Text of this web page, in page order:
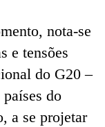
nota-se
e tensões
do G20 –
do
a se projetar